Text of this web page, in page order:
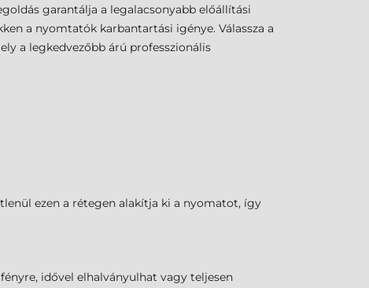
garantálja a legalacsonyabb előállítási
a nyomtatók karbantartási igénye. Válassza a
a legkedvezőbb árú professzionális
ezen a rétegen alakítja ki a nyomatot, így
idővel elhalványulhat vagy teljesen